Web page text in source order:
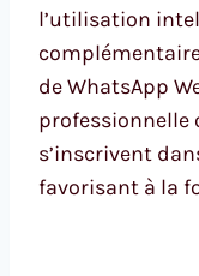
l’utilisation
de WhatsApp
professionnelle
s’inscrivent
favorisant à la